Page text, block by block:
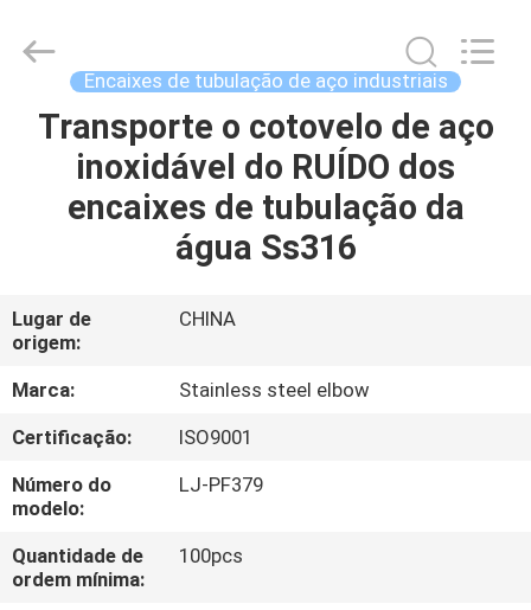
CASA
PRODUTOS
NÓS
EXCURSÃO
DA
FÁBRICA
CONTROLE
DA
Longjoy
Foreign
Encaixes de tubulação de aço industriais
Transporte o cotovelo de aço
inoxidável do RUÍDO dos
encaixes de tubulação da
água Ss316
Lugar de
origem:
CHINA
Marca:
Stainless steel elbow
Certificação:
ISO9001
Número do
modelo:
LJ-PF379
Quantidade de
ordem mínima:
100pcs